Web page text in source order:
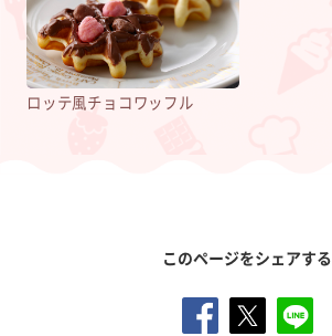
ロッテ風チョコワッフル
このページをシェアする